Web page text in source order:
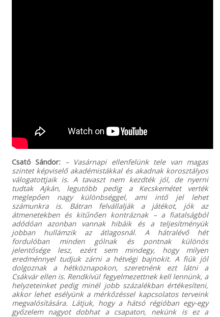
Csató Sándor: – Vasárnapi ellenfelünk tele van magas
szintet képviselő akadémistákkal és akadnak korosztályos
válogatottjaik is. A tavaszt nem kezdték jól, de nyerni
tudtak Ajkán, legutóbb pedig a Kecskemétet verték
meglepően nagy különbséggel, ami intő jel lehet
számunkra is. Bátran felvállalják a játékot, jók az
átmenetekben és kitűnően kontráznak – a fiatalságból
adódóan azonban vannak hibáik és a teljesítményük
jobban hullámzik az átlagosnál. A hátralévő hét
fordulóban minden gólnak és pontnak különös
jelentősége lesz, ezért sem mindegy, hogy milyen
eredménnyel tudjuk zárni a hétvégi bajnokit. A fiúk jól
dolgoznak a hétköznapokon, szeretnénk ezt látni a
Csákvár ellen is. Rendkívül fegyelmezettnek kell lennünk, a
helyzeteinket pedig minél jobb százalékban értékesíteni,
akkor lehet esélyünk a mérkőzéssel kapcsolatos terveink
megvalósítására. Látjuk, hogy a hátsó régióban egy-egy
győzelem nagyot dobhat a csapaton, nekünk is ez a